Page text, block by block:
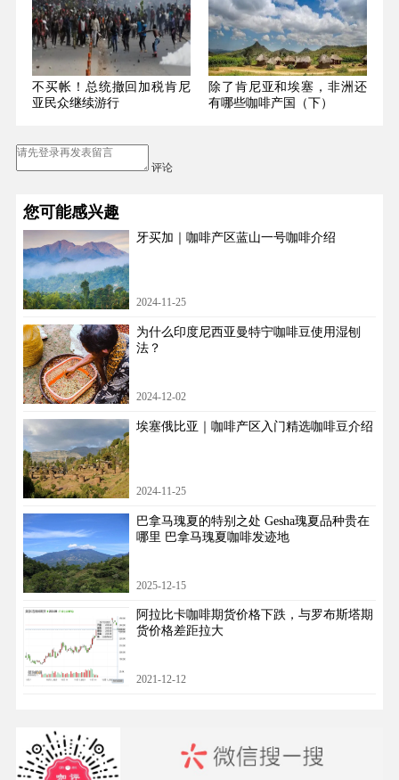
不买帐！总统撤回加税肯尼
亚民众继续游行
除了肯尼亚和埃塞，非洲还
有哪些咖啡产国（下）
评论
您可能感兴趣
牙买加｜咖啡产区蓝山一号咖啡介绍
2024-11-25
为什么印度尼西亚曼特宁咖啡豆使用湿刨
法？
2024-12-02
埃塞俄比亚｜咖啡产区入门精选咖啡豆介绍
2024-11-25
巴拿马瑰夏的特别之处 Gesha瑰夏品种贵在
哪里 巴拿马瑰夏咖啡发迹地
2025-12-15
阿拉比卡咖啡期货价格下跌，与罗布斯塔期
货价格差距拉大
2021-12-12